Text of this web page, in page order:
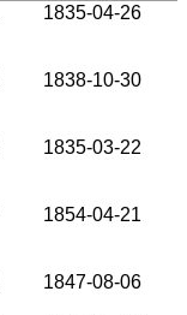
1835-04-26
1838-10-30
1835-03-22
1854-04-21
1847-08-06